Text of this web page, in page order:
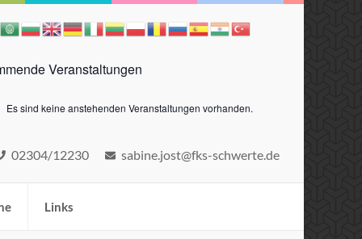
Veranstaltungen
Es sind keine anstehenden Veranstaltungen vorhanden.
02304/12230 sabine.jost@fks-schwerte.de
Links